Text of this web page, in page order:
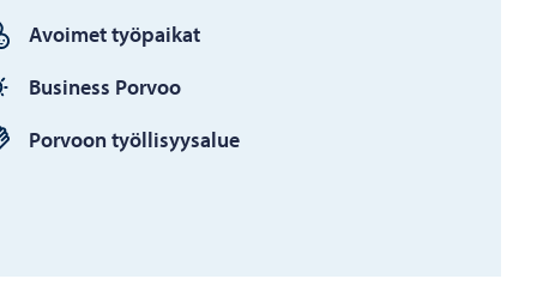
Avoimet työpaikat
Business Porvoo
Porvoon työllisyysalue